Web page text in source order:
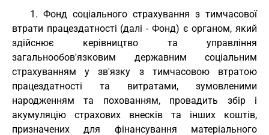
1. Фонд соціального страхування з тимчасової
втрати працездатності (далі - Фонд) є органом, який
здійснює керівництво та управління
загальнообов'язковим державним соціальним
страхуванням у зв'язку з тимчасовою втратою
працездатності та витратами, зумовленими
народженням та похованням, провадить збір і
акумуляцію страхових внесків та інших коштів,
призначених для фінансування матеріального